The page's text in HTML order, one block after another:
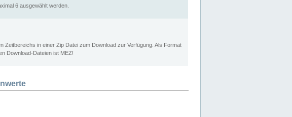
6 ausgewählt werden.
Zeitbereichs in einer Zip Datei zum Download zur Verfügung. Als Format
Download-Dateien ist MEZ!